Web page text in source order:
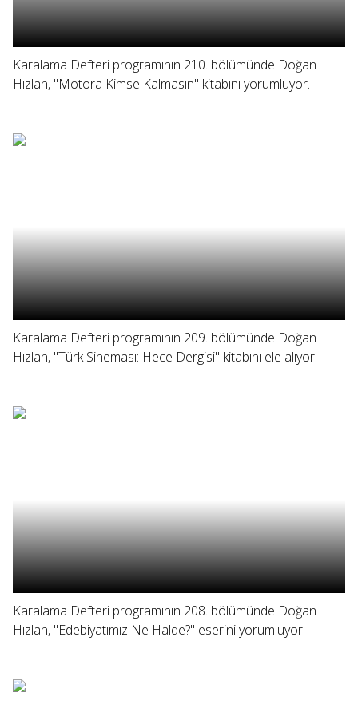
Karalama Defteri programının 210. bölümünde Doğan
Hızlan, "Motora Kimse Kalmasın" kitabını yorumluyor.
Karalama Defteri programının 209. bölümünde Doğan
Hızlan, "Türk Sineması: Hece Dergisi" kitabını ele alıyor.
Karalama Defteri programının 208. bölümünde Doğan
Hızlan, "Edebiyatımız Ne Halde?" eserini yorumluyor.